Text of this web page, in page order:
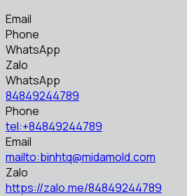
Email
Phone
WhatsApp
Zalo
WhatsApp
84849244789
Phone
tel:+84849244789
Email
mailto:binhtq@midamold.com
Zalo
https://zalo.me/84849244789